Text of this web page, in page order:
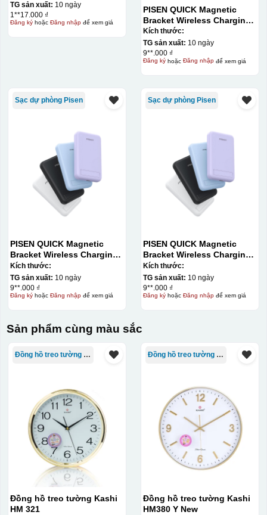
TG sản xuất: 10 ngày
1**17.000 ₫
Đăng kýhoặc Đăng nhậpđể xem giá
PISEN QUICK Magnetic
Bracket Wireless Charging
Power Bank PD296C-1
10000 (20W) (LS-
DY240/Purple) Carton – CN
Kích thước:
TG sản xuất: 10 ngày
9**.000 ₫
Đăng kýhoặc Đăng nhậpđể xem giá
Sạc dự phòng Pisen
PISEN QUICK Magnetic
Bracket Wireless Charging
Power Bank PD296C-1
10000 (20W) (LS-
DY240/Purple) Carton – CN
Kích thước:
TG sản xuất: 10 ngày
9**.000 ₫
Đăng kýhoặc Đăng nhậpđể xem giá
Sạc dự phòng Pisen
PISEN QUICK Magnetic
Bracket Wireless Charging
Power Bank PD296C-1
10000 (20W) (LS-
DY240/Purple) Carton – CN
Kích thước:
TG sản xuất: 10 ngày
9**.000 ₫
Đăng kýhoặc Đăng nhậpđể xem giá
Sản phẩm cùng màu sắc
Đồng hồ treo tường Kashi
Đồng hồ treo tường Kashi
HM 321
Đồng hồ treo tường Kashi
Đồng hồ treo tường Kashi
HM380 Y New